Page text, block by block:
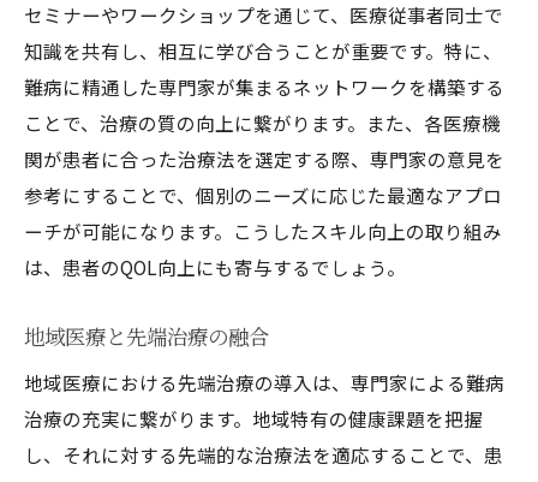
セミナーやワークショップを通じて、医療従事者同士で
知識を共有し、相互に学び合うことが重要です。特に、
難病に精通した専門家が集まるネットワークを構築する
ことで、治療の質の向上に繋がります。また、各医療機
関が患者に合った治療法を選定する際、専門家の意見を
参考にすることで、個別のニーズに応じた最適なアプロ
ーチが可能になります。こうしたスキル向上の取り組み
は、患者のQOL向上にも寄与するでしょう。
地域医療と先端治療の融合
地域医療における先端治療の導入は、専門家による難病
治療の充実に繋がります。地域特有の健康課題を把握
し、それに対する先端的な治療法を適応することで、患